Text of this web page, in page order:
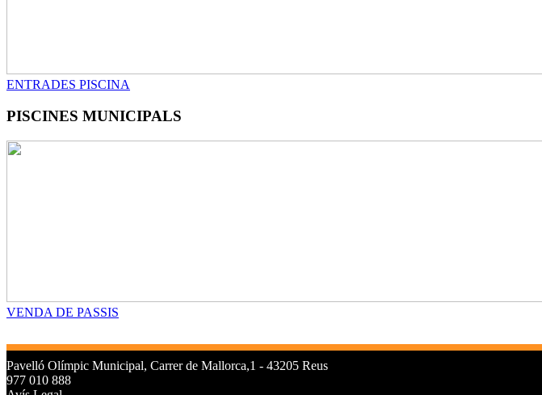
ENTRADES PISCINA
PISCINES MUNICIPALS
VENDA DE PASSIS
Pavelló Olímpic Municipal, Carrer de Mallorca,1 - 43205 Reus
977 010 888